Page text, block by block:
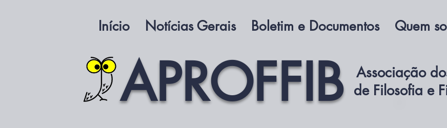
Início Notícias Gerais Boletim e Documentos Quem
APROFFIB
Associação
de Filosofia e